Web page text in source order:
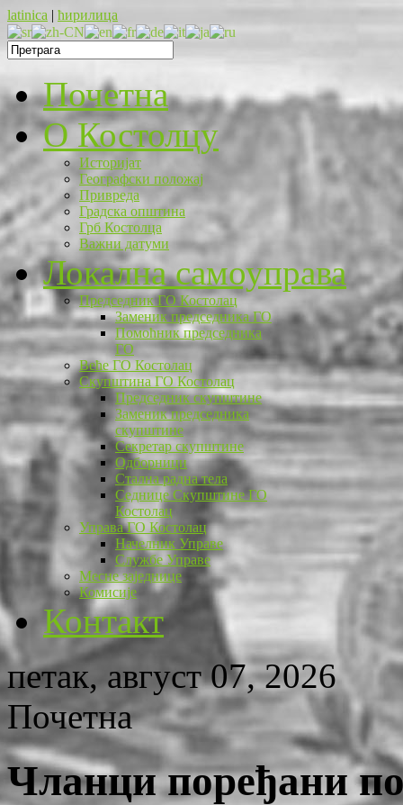
latinica | ћирилица
Почетна
O Костолцу
Историјат
Географски положај
Привреда
Градска општина
Грб Костолца
Важни датуми
Локална самоуправа
Председник ГО Костолац
Заменик председника ГО
Помоћник председника
ГО
Веће ГО Костолац
Скупштина ГО Костолац
Председник скупштине
Заменик председника
скупштине
Секретар скупштине
Одборници
Стална радна тела
Седнице Скупштине ГО
Костолац
Управа ГО Костолац
Начелник Управе
Службе Управе
Месне заједнице
Комисије
Контакт
петак, август 07, 2026
Почетна
Чланци поређани